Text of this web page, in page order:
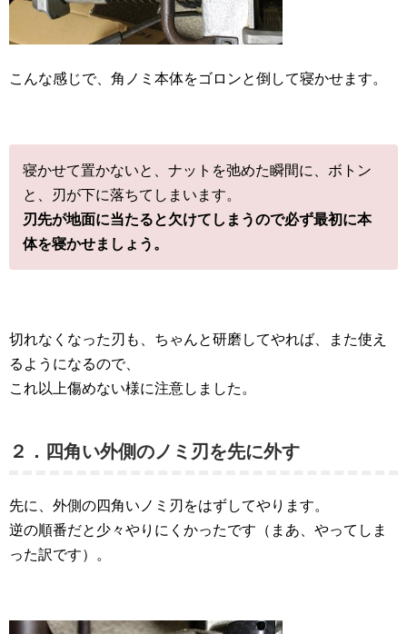
こんな感じで、角ノミ本体をゴロンと倒して寝かせます。
寝かせて置かないと、ナットを弛めた瞬間に、ボトン
と、刃が下に落ちてしまいます。
刃先が地面に当たると欠けてしまうので必ず最初に本
体を寝かせましょう。
切れなくなった刃も、ちゃんと研磨してやれば、また使え
るようになるので、
これ以上傷めない様に注意しました。
２．四角い外側のノミ刃を先に外す
先に、外側の四角いノミ刃をはずしてやります。
逆の順番だと少々やりにくかったです（まあ、やってしま
った訳です）。